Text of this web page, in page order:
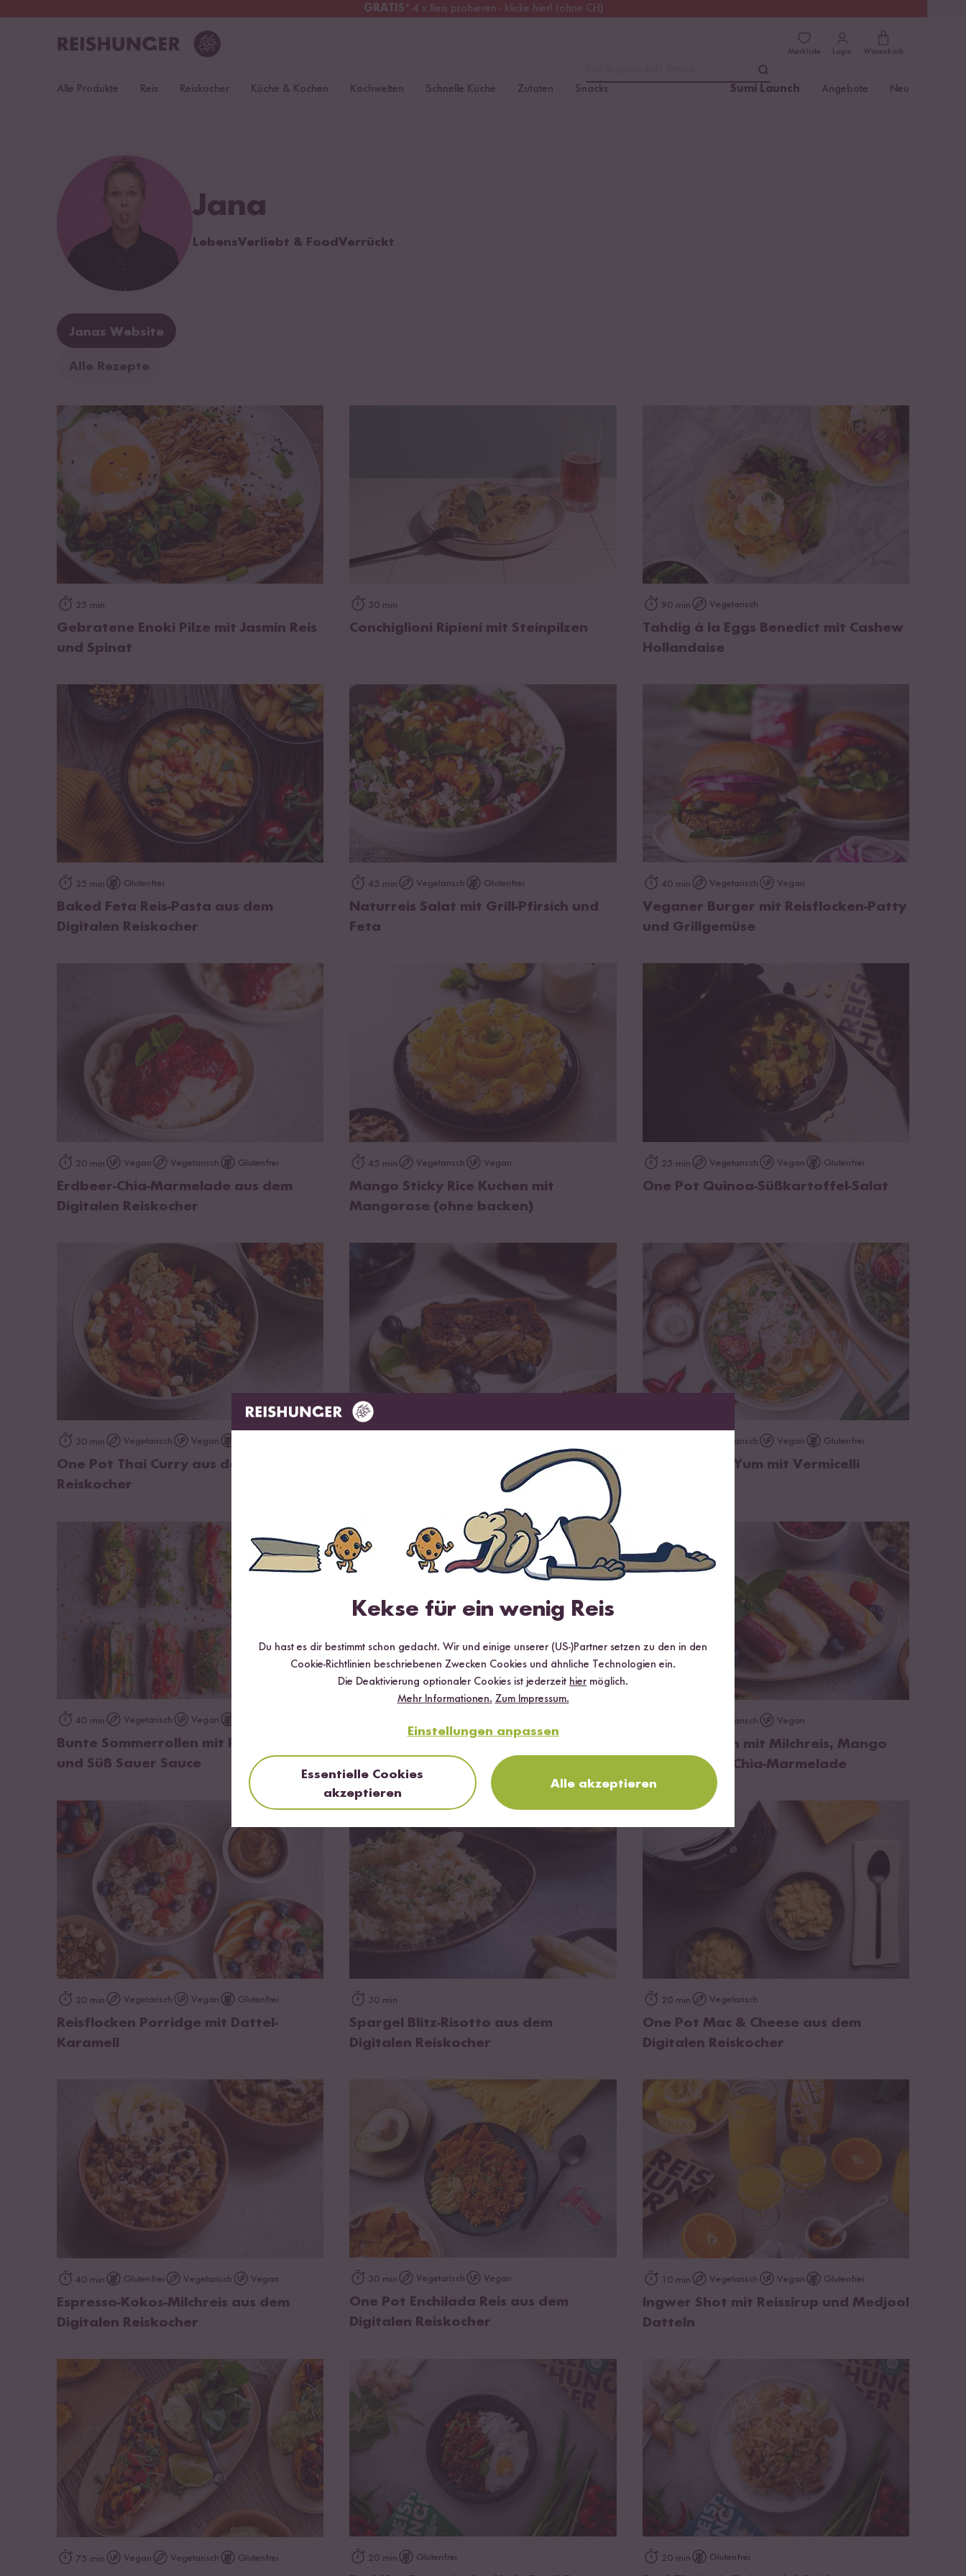
GRATIS* 4 x Reis probieren - klicke hier! (ohne CH)
Kostenloser Versand
Merkliste Login Warenkorb
Alle Produkte Reis Reiskocher Küche & Kochen Kochwelten Schnelle Küche Zutaten Snacks Sumi Launch Angebote Neu
Jana
LebensVerliebt & FoodVerrückt
Janas Website
Alle Rezepte
25 min
Gebratene Enoki Pilze mit Jasmin Reis
und Spinat
30 min
Conchiglioni Ripieni mit Steinpilzen
90 min Vegetarisch
Tahdig á la Eggs Benedict mit Cashew
Hollandaise
25 min Glutenfrei
Baked Feta Reis-Pasta aus dem
Digitalen Reiskocher
zum Rezept
45 min Vegetarisch Glutenfrei
Naturreis Salat mit Grill-Pfirsich und
Feta
40 min Vegetarisch Vegan
Veganer Burger mit Reisflocken-Patty
und Grillgemüse
zum Rezept
20 min Vegan Vegetarisch Glutenfrei
Erdbeer-Chia-Marmelade aus dem
Digitalen Reiskocher
45 min Vegetarisch Vegan
Mango Sticky Rice Kuchen mit
Mangorose (ohne backen)
zum Rezept
25 min Vegetarisch Vegan Glutenfrei
One Pot Quinoa-Süßkartoffel-Salat
zum Rezept
30 min Vegetarisch Vegan
One Pot Thai Curry aus dem Digitalen
Reiskocher
Bananen-Schoko-Kuchen mit
zum Rezept
Vegetarisch Vegan Glutenfrei
Vegane Tom Yum mit Vermicelli
zum Rezept
40 min Vegetarisch Vegan
Bunte Sommerrollen mit Reisnudeln
und Süß Sauer Sauce
Vegetarisch Vegan
Sommerrollen mit Milchreis, Mango
und Erdbeer-Chia-Marmelade
zum Rezept
20 min Vegetarisch Vegan Glutenfrei
Reisflocken Porridge mit Dattel-
Karamell
30 min
Spargel Blitz-Risotto aus dem
Digitalen Reiskocher
20 min Vegetarisch
One Pot Mac & Cheese aus dem
Digitalen Reiskocher
zum Rezept
40 min Glutenfrei Vegetarisch Vegan
Espresso-Kokos-Milchreis aus dem
Digitalen Reiskocher
30 min Vegetarisch Vegan
One Pot Enchilada Reis aus dem
Digitalen Reiskocher
zum Rezept
10 min Vegetarisch Vegan Glutenfrei
Ingwer Shot mit Reissirup und Medjool
Datteln
zum Rezept
75 min Vegan Vegetarisch Glutenfrei 20 min Glutenfrei 20 min Glutenfrei
Kekse für ein wenig Reis
Du hast es dir bestimmt schon gedacht. Wir und einige unserer (US-)Partner setzen zu den in den
Cookie-Richtlinien beschriebenen Zwecken Cookies und ähnliche Technologien ein.
Die Deaktivierung optionaler Cookies ist jederzeit hier möglich.
Mehr Informationen. Zum Impressum.
Einstellungen anpassen
Essentielle Cookies
akzeptieren
Alle akzeptieren